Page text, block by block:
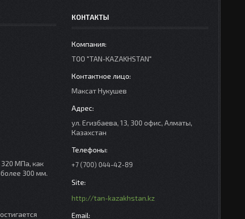
МПа, как
300 мм.
КОНТАКТЫ
ТОО "TAN-KAZAKHSTAN"
Максат Нукушев
ул. Егизбаева, 13, 300 офис, Алматы,
Казахстан
+7 (700) 044-42-89
http://tan-kazakhstan.kz